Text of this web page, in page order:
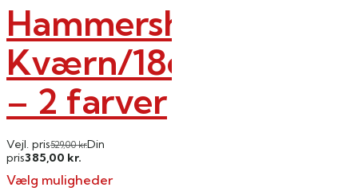
Hammershøi
Kværn/18cm
– 2 farver
Vejl. pris529,00kr.Din
pris385,00 kr.
Vælg muligheder